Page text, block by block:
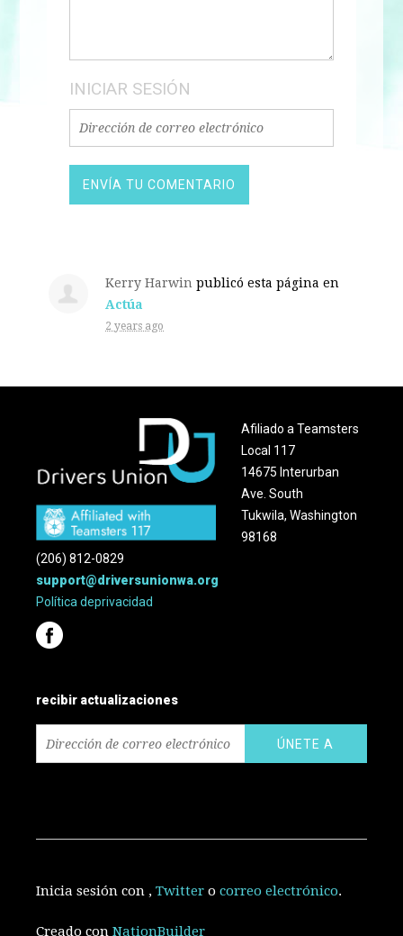
INICIAR SESIÓN
Kerry Harwin publicó esta página en
Actúa
2 years ago
Afiliado a Teamsters
Local 117
14675 Interurban
Ave. South
Tukwila, Washington
98168
(206) 812-0829
support@driversunionwa.org
Política deprivacidad
recibir actualizaciones
Inicia sesión con ,Twitter ocorreo electrónico.
Creado conNationBuilder